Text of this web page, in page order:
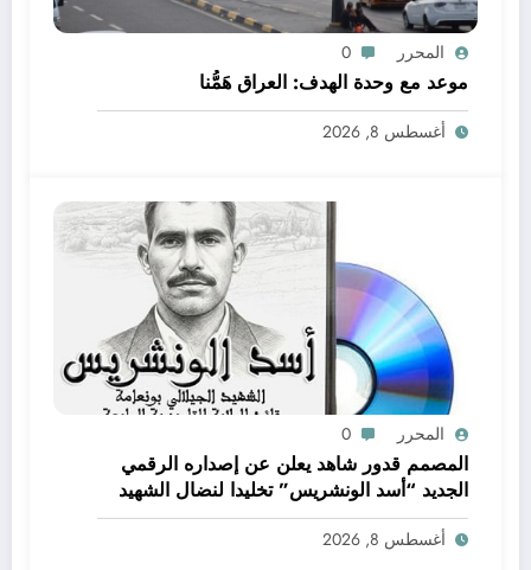
المحرر 0
موعد مع وحدة الهدف: العراق هَمُّنا
أغسطس 8, 2026
المحرر 0
المصمم قدور شاهد يعلن عن إصداره الرقمي
الجديد “أسد الونشريس” تخليدا لنضال الشهيد
الجيلالي بونعامة
أغسطس 8, 2026